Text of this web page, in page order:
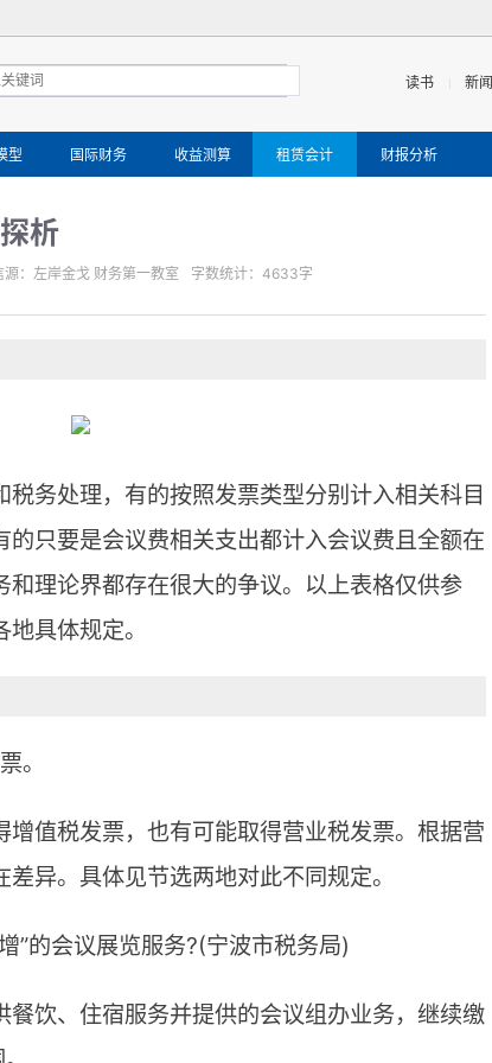
读书 新闻
型 国际财务 收益测算 租赁会计 财报分析
析
源：左岸金戈 财务第一教室 字数统计：4633字
务处理，有的按照发票类型分别计入相关科目
只要是会议费相关支出都计入会议费且全额在
理论界都存在很大的争议。以上表格仅供参
具体规定。
。
值税发票，也有可能取得营业税发票。根据营
异。具体见节选两地对此不同规定。
”的会议展览服务?(宁波市税务局)
饮、住宿服务并提供的会议组办业务，继续缴